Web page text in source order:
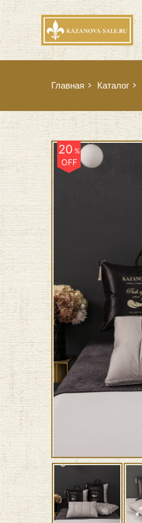
Главная Каталог
20%
OFF